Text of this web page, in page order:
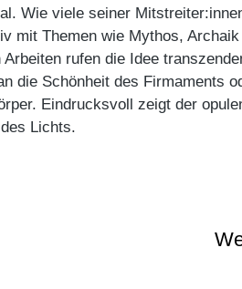
Wie viele seiner
mit Themen wie Mythos, Archaik
rufen die Idee
die Schönheit des Firmaments
Eindrucksvoll zeigt der
Lichts.